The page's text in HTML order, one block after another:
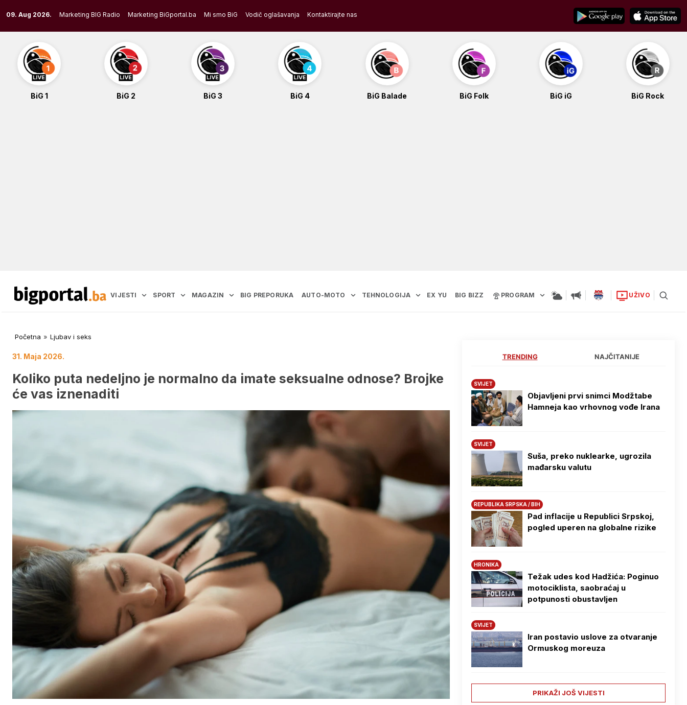
to
content
09. Aug 2026. Marketing BIG Radio Marketing BiGportal.ba Mi smo BiG Vodič oglašavanja Kontaktirajte nas
BiG 1 BiG 2 BiG 3 BiG 4 BiG Balade BiG Folk BiG iG BiG Rock
VIJESTI SPORT MAGAZIN BIG PREPORUKA AUTO-MOTO TEHNOLOGIJA EX YU BIG BIZZ PROGRAM UŽIVO
Početna » Ljubav i seks
31. Maja 2026.
Koliko puta nedeljno je normalno da imate seksualne odnose? Brojke
će vas iznenaditi
TRENDING NAJČITANIJE
SVIJET
Objavljeni prvi snimci Modžtabe
Hamneja kao vrhovnog vođe Irana
SVIJET
Suša, preko nuklearke, ugrozila
mađarsku valutu
REPUBLIKA SRPSKA / BIH
Pad inflacije u Republici Srpskoj,
pogled uperen na globalne rizike
HRONIKA
Težak udes kod Hadžića: Poginuo
motociklista, saobraćaj u
potpunosti obustavljen
SVIJET
Iran postavio uslove za otvaranje
Ormuskog moreuza
PRIKAŽI JOŠ VIJESTI